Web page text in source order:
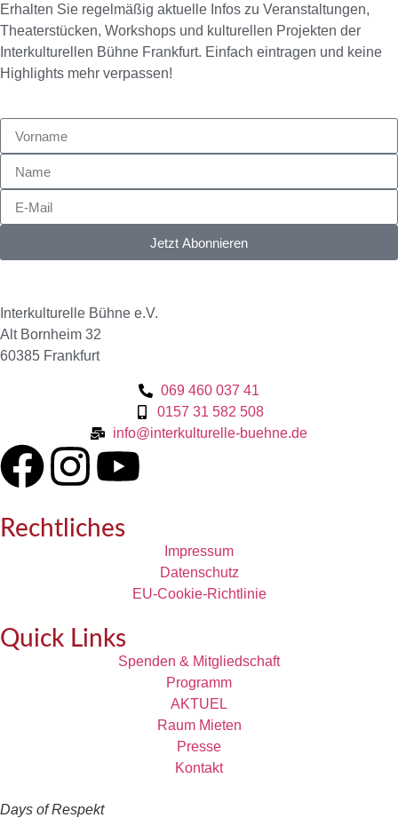
Erhalten Sie regelmäßig aktuelle Infos zu Veranstaltungen,
Theaterstücken, Workshops und kulturellen Projekten der
Interkulturellen Bühne Frankfurt. Einfach eintragen und keine
Highlights mehr verpassen!
Jetzt Abonnieren
Interkulturelle Bühne e.V.
Alt Bornheim 32
60385 Frankfurt
069 460 037 41
0157 31 582 508
info@interkulturelle-buehne.de
Rechtliches
Impressum
Datenschutz
EU-Cookie-Richtlinie
Quick Links
Spenden & Mitgliedschaft
Programm
AKTUEL
Raum Mieten
Presse
Kontakt
Days of Respekt